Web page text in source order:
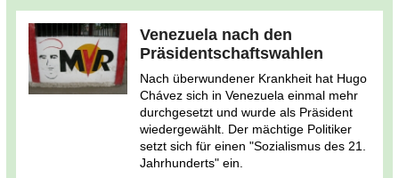
Venezuela nach den
Präsidentschaftswahlen
Nach überwundener Krankheit hat Hugo
Chávez sich in Venezuela einmal mehr
durchgesetzt und wurde als Präsident
wiedergewählt. Der mächtige Politiker
setzt sich für einen "Sozialismus des 21.
Jahrhunderts" ein.